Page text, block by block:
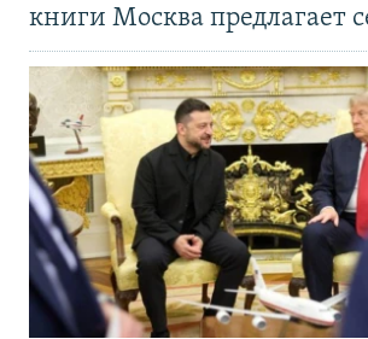
книги Москва предлагает